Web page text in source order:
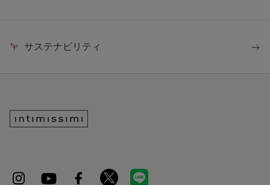
サステナビリティ